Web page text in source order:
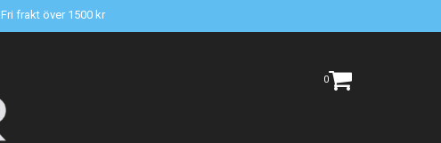
Fri frakt över 1500 kr
0